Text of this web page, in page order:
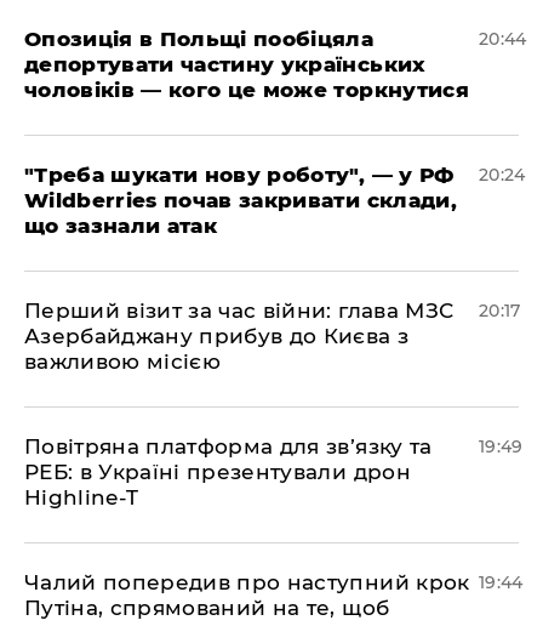
​Опозиція в Польщі пообіцяла
депортувати частину українських
чоловіків — кого це може торкнутися
20:44
​"Треба шукати нову роботу", — у РФ
Wildberries почав закривати склади,
що зазнали атак
20:24
​Перший візит за час війни: глава МЗС
Азербайджану прибув до Києва з
важливою місією
20:17
​Повітряна платформа для зв’язку та
РЕБ: в Україні презентували дрон
Highline-T
19:49
​Чалий попередив про наступний крок
Путіна, спрямований на те, щоб
19:44